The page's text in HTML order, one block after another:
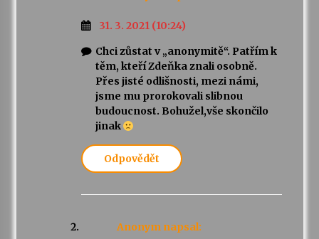
31. 3. 2021 (10:24)
Chci zůstat v „anonymitě“. Patřím k
těm, kteří Zdeňka znali osobně.
Přes jisté odlišnosti, mezi námi,
jsme mu prorokovali slibnou
budoucnost. Bohužel,vše skončilo
jinak
Odpovědět
Anonym napsal: